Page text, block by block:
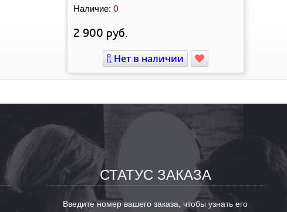
Наличие: 0
2 900 руб.
Нет в наличии
СТАТУС ЗАКАЗА
Введите номер вашего заказа, чтобы узнать его